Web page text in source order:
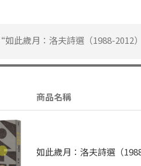
“如此歲月：洛夫詩選（1988-
商品名稱
如此歲月：洛夫詩選（